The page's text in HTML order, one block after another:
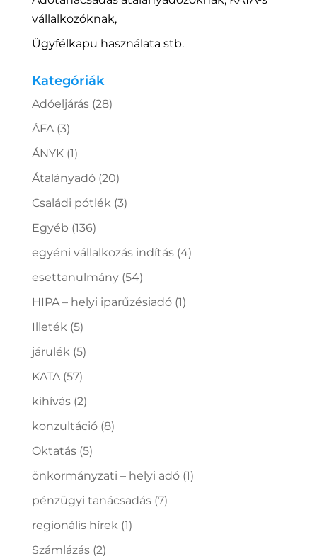
vállalkozóknak,
Ügyfélkapu használata stb.
Kategóriák
Adóeljárás(28)
ÁFA(3)
ÁNYK(1)
Átalányadó(20)
Családi pótlék (3)
Egyéb (136)
egyéni vállalkozás indítás(4)
esettanulmány(54)
HIPA – helyi iparűzésiadó(1)
Illeték (5)
járulék (5)
KATA(57)
kihívás(2)
konzultáció(8)
Oktatás(5)
önkormányzati – helyi adó(1)
pénzügyi tanácsadás(7)
regionális hírek (1)
Számlázás(2)